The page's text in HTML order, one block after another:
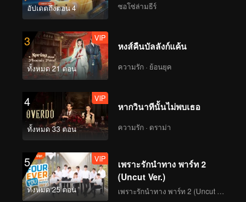
อัปเดตถึงตอน 4 ซอโซ่ล่ามธีร์
3
ทั้งหมด 21 ตอน
VIP
หงส์คืนบัลลังก์แค้น
ความรัก · ย้อนยุค
4
ทั้งหมด 33 ตอน
VIP
หากวินาทีนั้นไม่พบเธอ
ความรัก · ดราม่า
5
ทั้งหมด 25 ตอน
VIP
เพราะรักนำทาง พาร์ท 2
(Uncut Ver.)